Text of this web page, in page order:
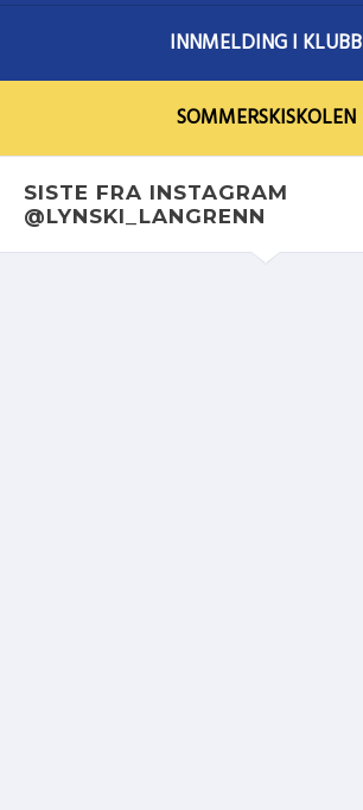
INNMELDING I KLUBB
SOMMERSKISKOLEN
SISTE FRA INSTAGRAM
@LYNSKI_LANGRENN